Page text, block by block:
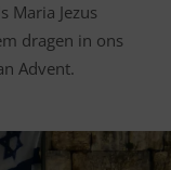
Maria Jezus
dragen in ons
Advent.